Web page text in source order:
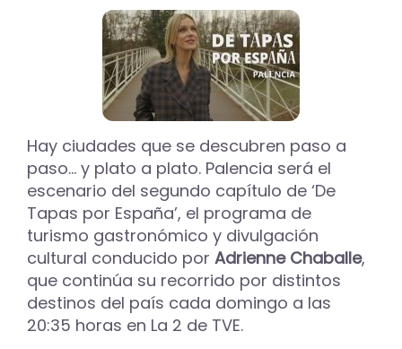
mercado
ecológico
9
de
mayo
en
Palencia
Hay ciudades que se descubren paso a
paso… y plato a plato. Palencia será el
escenario del segundo capítulo de ‘De
Tapas por España’, el programa de
turismo gastronómico y divulgación
cultural conducido por Adrienne Chaballe,
que continúa su recorrido por distintos
destinos del país cada domingo a las
20:35 horas en La 2 de TVE.